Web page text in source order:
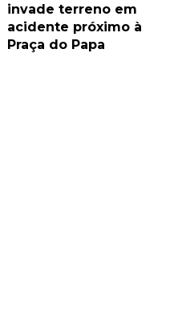
invade terreno em
acidente próximo à
Praça do Papa